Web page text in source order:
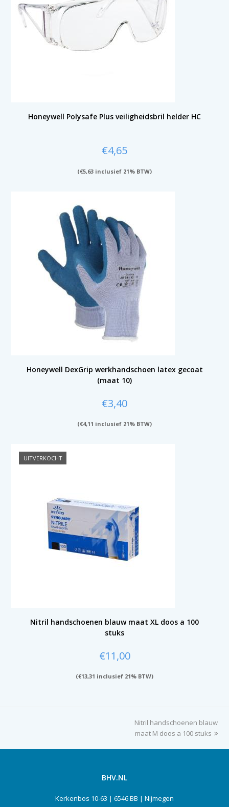
Honeywell Polysafe Plus veiligheidsbril helder HC
€4,65
(€5,63 inclusief 21% BTW)
Honeywell DexGrip werkhandschoen latex gecoat
(maat 10)
€3,40
(€4,11 inclusief 21% BTW)
UITVERKOCHT
Nitril handschoenen blauw maat XL doos a 100
stuks
€11,00
(€13,31 inclusief 21% BTW)
next
post:
Nitril handschoenen blauw
maat M doos a 100 stuks
BHV.NL
Kerkenbos 10-63 | 6546 BB | Nijmegen